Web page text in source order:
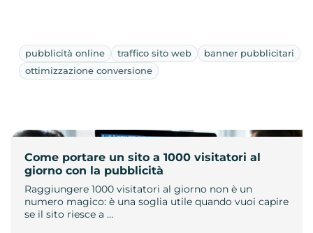
pubblicità online traffico sito web
banner pubblicitari
ottimizzazione conversione
Come portare un sito a 1000 visitatori al
giorno con la pubblicità
Raggiungere 1000 visitatori al giorno non è un
numero magico: è una soglia utile quando vuoi capire
se il sito riesce a …